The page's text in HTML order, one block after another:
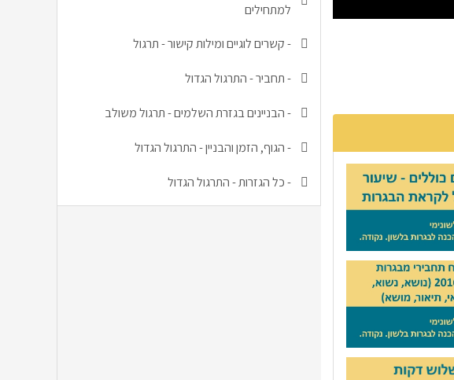
למתחילים
-קשרים לוגיים ומילות קישור - תרגול
-תחביר - התרגול הגדול
-הבניינים בגזרת השלמים - תרגול משולב
-הגוף, הזמן והבניין - התרגול הגדול
-כל הגזרות - התרגול הגדול